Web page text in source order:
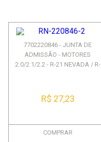
7702220846 - JUNTA DE
ADMISSÃO - MOTORES
2.0/2.1/2.2 - R-21 NEVADA / R-
R$ 27,23
COMPRAR